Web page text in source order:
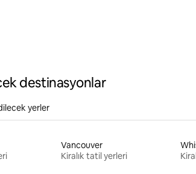
destinasyonlar
yerler
Vancouver
Kiralık tatil yerleri